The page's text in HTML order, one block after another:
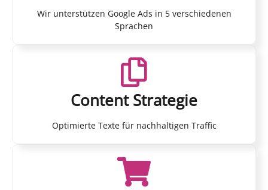
Wir unterstützen Google Ads in 5 verschiedenen
Sprachen
Content Strategie
Optimierte Texte für nachhaltigen Traffic